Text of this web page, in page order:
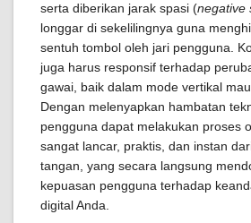
serta diberikan jarak spasi (negative
longgar di sekelilingnya guna
sentuh tombol oleh jari pengguna.
juga harus responsif terhadap
gawai, baik dalam mode vertikal
Dengan melenyapkan hambatan
pengguna dapat melakukan proses
sangat lancar, praktis, dan instan
tangan, yang secara langsung
kepuasan pengguna terhadap
digital Anda.